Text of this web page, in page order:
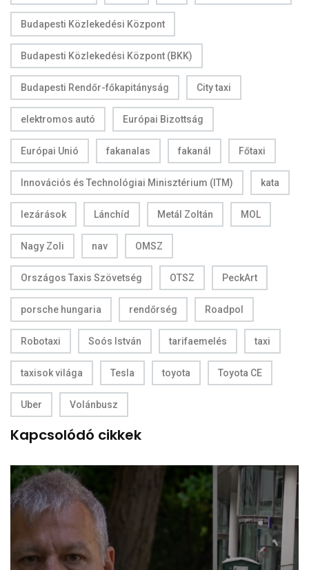
Budapesti Közlekedési Központ
Budapesti Közlekedési Központ (BKK)
Budapesti Rendőr-főkapitányság City taxi
elektromos autó Európai Bizottság
Európai Unió fakanalas fakanál Főtaxi
Innovációs és Technológiai Minisztérium (ITM) kata
lezárások Lánchíd Metál Zoltán MOL
Nagy Zoli nav OMSZ
Országos Taxis Szövetség OTSZ PeckArt
porsche hungaria rendőrség Roadpol
Robotaxi Soós István tarifaemelés taxi
taxisok világa Tesla toyota Toyota CE
Uber Volánbusz
Kapcsolódó cikkek